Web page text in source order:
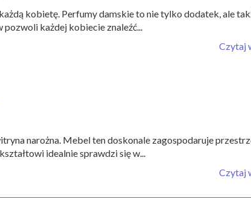
kobietę. Perfumy damskie to nie tylko dodatek, ale
każdej kobiecie znaleźć...
Czytaj
narożna. Mebel ten doskonale zagospodaruje
idealnie sprawdzi się w...
Czytaj